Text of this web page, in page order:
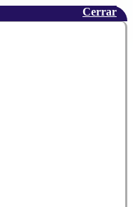
Cerrar